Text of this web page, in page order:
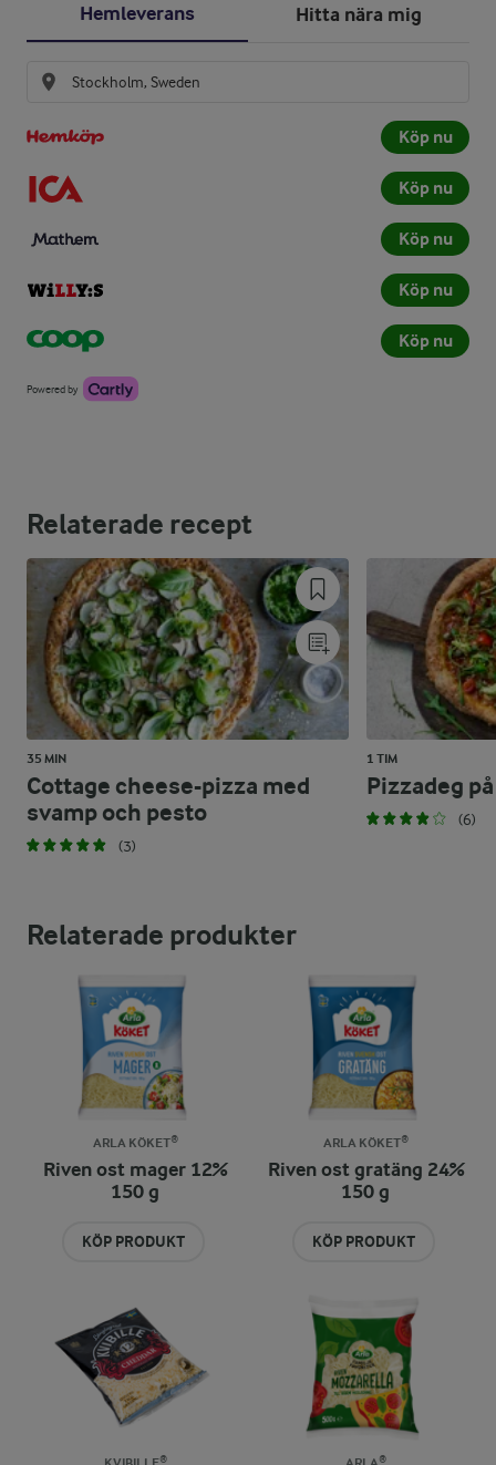
Hemleverans Hitta nära mig
Köp nu
Köp nu
Köp nu
Köp nu
Köp nu
Powered by
Relaterade recept
35 MIN
Cottage cheese-pizza med
svamp och pesto
(3)
1 TIM
Pizzadeg
(6)
Relaterade produkter
ARLA KÖKET®
Riven ost mager 12%
150 g
KÖP PRODUKT
ARLA KÖKET®
Riven ost gratäng 24%
150 g
KÖP PRODUKT